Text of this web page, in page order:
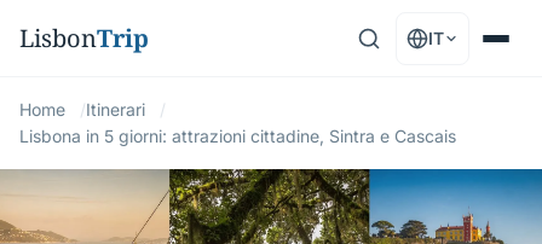
LisbonTrip IT
Home
Itinerari
Lisbona in 5 giorni: attrazioni cittadine, Sintra e Cascais